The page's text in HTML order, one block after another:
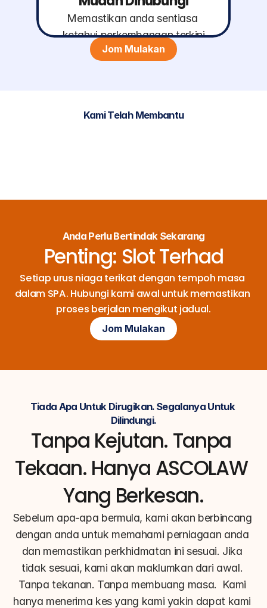
Memastikan anda sentiasa
ketahui perkembangan terkini
Jom Mulakan
Kami Telah Membantu
Anda Perlu Bertindak Sekarang
Penting: Slot Terhad
Setiap urus niaga terikat dengan tempoh masa
dalam SPA. Hubungi kami awal untuk memastikan
proses berjalan mengikut jadual.
Jom Mulakan
Tiada Apa Untuk Dirugikan. Segalanya Untuk
Dilindungi.
Tanpa Kejutan. Tanpa
Tekaan. Hanya ASCOLAW
Yang Berkesan.
Sebelum apa-apa bermula, kami akan berbincang
dengan anda untuk memahami perniagaan anda
dan memastikan perkhidmatan ini sesuai. Jika
tidak sesuai, kami akan maklumkan dari awal.
Tanpa tekanan. Tanpa membuang masa.  Kami
hanya menerima kes yang kami yakin dapat kami